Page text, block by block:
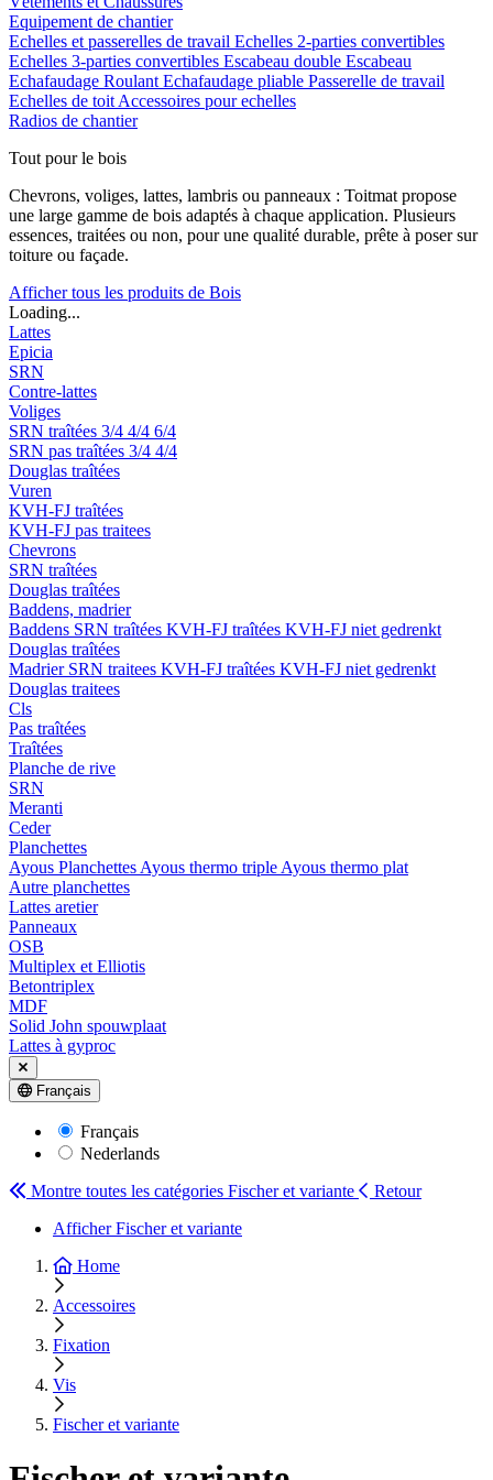
Equipement de chantier
Echelles et passerelles de travail Echelles 2-parties convertibles
Echelles 3-parties convertibles Escabeau double Escabeau
Echafaudage Roulant Echafaudage pliable Passerelle de travail
Echelles de toit Accessoires pour echelles
Radios de chantier
Tout pour le bois
Chevrons, voliges, lattes, lambris ou panneaux : Toitmat propose
une large gamme de bois adaptés à chaque application. Plusieurs
essences, traitées ou non, pour une qualité durable, prête à poser sur
toiture ou façade.
Afficher tous les produits de Bois
Loading...
Lattes
Epicia
SRN
Contre-lattes
Voliges
SRN traîtées 3/4 4/4 6/4
SRN pas traîtées 3/4 4/4
Douglas traîtées
Vuren
KVH-FJ traîtées
KVH-FJ pas traitees
Chevrons
SRN traîtées
Douglas traîtées
Baddens, madrier
Baddens SRN traîtées KVH-FJ traîtées KVH-FJ niet gedrenkt
Douglas traîtées
Madrier SRN traitees KVH-FJ traîtées KVH-FJ niet gedrenkt
Douglas traitees
Cls
Pas traîtées
Traîtées
Planche de rive
SRN
Meranti
Ceder
Planchettes
Ayous Planchettes Ayous thermo triple Ayous thermo plat
Autre planchettes
Lattes aretier
Panneaux
OSB
Multiplex et Elliotis
Betontriplex
MDF
Solid John spouwplaat
Lattes à gyproc
Français
Français
Nederlands
Montre toutes les catégories Fischer et variante
Retour
Afficher Fischer et variante
Home
Accessoires
Fixation
Vis
Fischer et variante